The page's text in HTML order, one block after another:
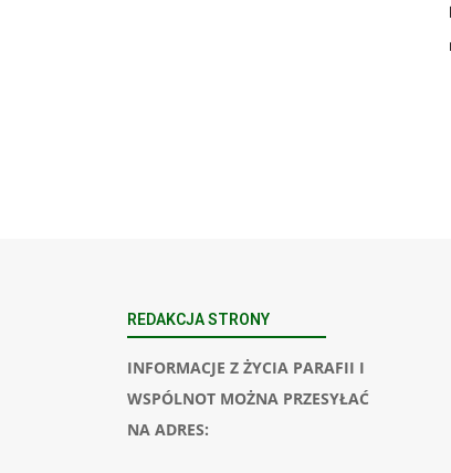
REDAKCJA STRONY
INFORMACJE Z ŻYCIA PARAFII I
WSPÓLNOT MOŻNA PRZESYŁAĆ
NA ADRES: